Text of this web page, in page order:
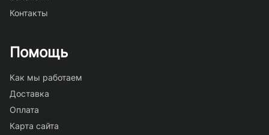
Контакты
Помощь
Как мы работаем
Доставка
Оплата
Карта сайта